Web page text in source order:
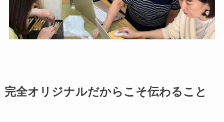
完全オリジナルだからこそ伝わること